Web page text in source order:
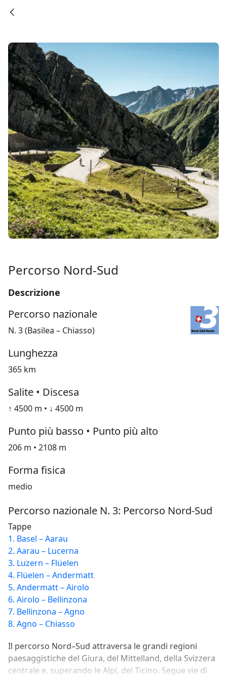
Percorso Nord-Sud
Descrizione
Percorso nazionale
N. 3 (Basilea – Chiasso)
Lunghezza
365 km
Salite • Discesa
↑ 4500 m • ↓ 4500 m
Punto più basso • Punto più alto
206 m • 2108 m
Forma fisica
medio
Percorso nazionale N. 3: Percorso Nord-Sud
Tappe
1. Basel – Aarau
2. Aarau – Lucerna
3. Luzern – Flüelen
4. Flüelen – Andermatt
5. Andermatt – Airolo
6. Airolo – Bellinzona
7. Bellinzona – Agno
8. Agno – Chiasso
Il percorso Nord–Sud attraversa le grandi regioni
paesaggistiche del Giura, del Mittelland, della Svizzera
centrale e, superando le Alpi, del Ticino. Segue vie di